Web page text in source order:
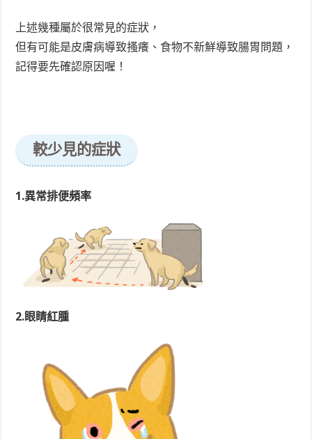
上述幾種屬於很常見的症狀，
但有可能是皮膚病導致搔癢、食物不新鮮導致腸胃問題，
記得要先確認原因喔！
較少見的症狀
1.異常排便頻率
2.眼睛紅腫